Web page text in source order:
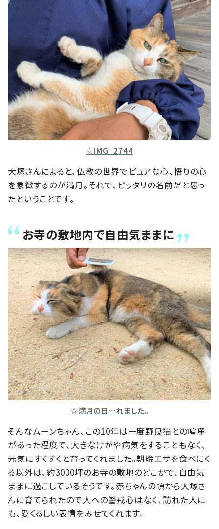
☆IMG_2744
大塚さんによると、仏教の世界でピュアな心、悟りの心
を象徴するのが満月。それで、ピッタリの名前だと思っ
たということです。
お寺の敷地内で自由気ままに
☆満月の日…れました。
そんなムーンちゃん、この10年は一度野良猫との喧嘩
があった程度で、大きなけがや病気をすることもなく、
元気にすくすくと育ってくれました。朝晩エサを食べにく
る以外は、約3000坪のお寺の敷地のどこかで、自由気
ままに過ごしているそうです。赤ちゃんの頃から大塚さ
んに育てられたので人への警戒心はなく、訪れた人に
も、愛くるしい表情をみせてくれます。